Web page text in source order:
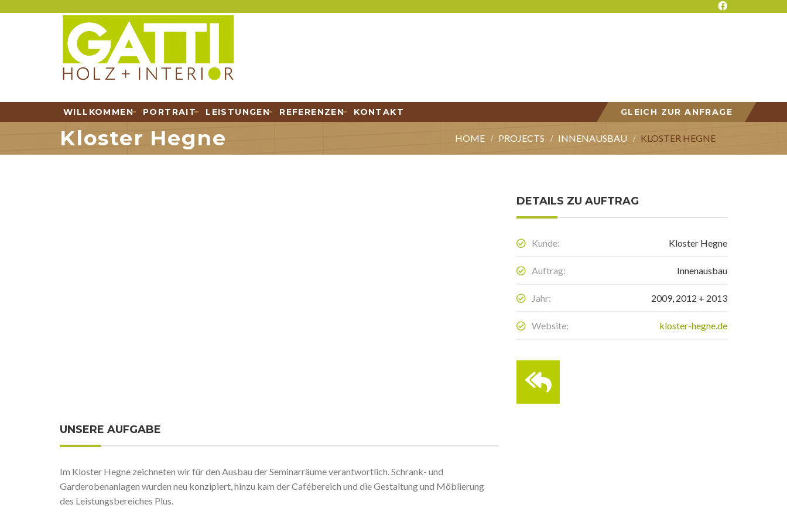
WILLKOMMEN PORTRAIT LEISTUNGEN REFERENZEN KONTAKT GLEICH ZUR ANFRAGE
Kloster Hegne HOME PROJECTS INNENAUSBAU KLOSTER HEGNE
DETAILS ZU AUFTRAG
Kunde: Kloster Hegne
Auftrag: Innenausbau
Jahr: 2009, 2012 + 2013
Website: kloster-hegne.de
UNSERE AUFGABE
Im Kloster Hegne zeichneten wir für den Ausbau der Seminarräume verantwortlich. Schrank- und
Garderobenanlagen wurden neu konzipiert, hinzu kam der Cafébereich und die Gestaltung und Möblierung
des Leistungsbereiches Plus.